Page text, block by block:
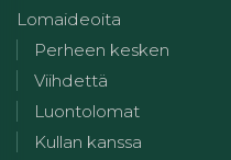
Lomaideoita
Perheen kesken
Viihdettä
Luontolomat
Kullan kanssa